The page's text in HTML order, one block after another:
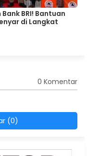
BRI! Bantuan
di Langkat
0 Komentar
(0)